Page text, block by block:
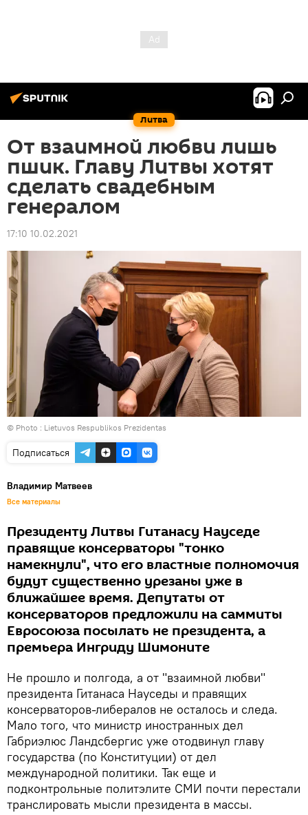
Литва
От взаимной любви лишь
пшик. Главу Литвы хотят
сделать свадебным
генералом
17:10 10.02.2021
© Photo : Lietuvos Respublikos Prezidentas
Подписаться
Владимир Матвеев
Все материалы
Президенту Литвы Гитанасу Науседе
правящие консерваторы "тонко
намекнули", что его властные полномочия
будут существенно урезаны уже в
ближайшее время. Депутаты от
консерваторов предложили на саммиты
Евросоюза посылать не президента, а
премьера Ингриду Шимоните
Не прошло и полгода, а от "взаимной любви"
президента Гитанаса Науседы и правящих
консерваторов-либералов не осталось и следа.
Мало того, что министр иностранных дел
Габриэлюс Ландсбергис уже отодвинул главу
государства (по Конституции) от дел
международной политики. Так еще и
подконтрольные политэлите СМИ почти перестали
транслировать мысли президента в массы.